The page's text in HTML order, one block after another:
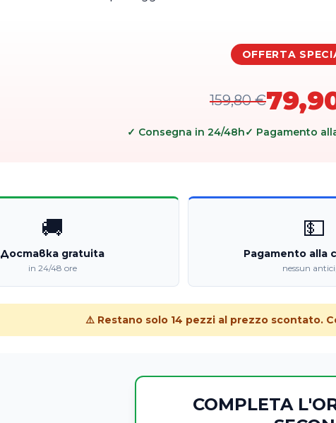
OFFERTA
159,80 €
✓ Consegna in 24/48h✓ Pagamento
🚚
Доставка gratuita
in 24/48 ore
💵
Pagamento alla
nessun
⚠️ Restano solo 14 pezzi al prezzo scontato.
COMPLETA